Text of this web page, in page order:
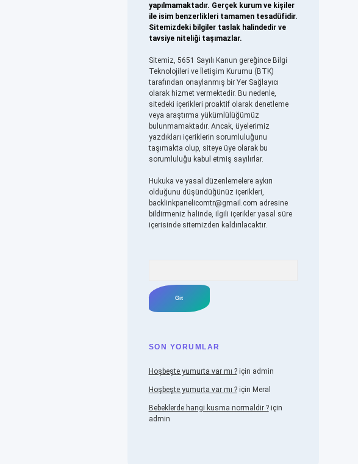
yapılmamaktadır. Gerçek kurum ve kişiler
ile isim benzerlikleri tamamen tesadüfidir.
Sitemizdeki bilgiler taslak halindedir ve
tavsiye niteliği taşımazlar.
Sitemiz, 5651 Sayılı Kanun gereğince Bilgi
Teknolojileri ve İletişim Kurumu (BTK)
tarafından onaylanmış bir Yer Sağlayıcı
olarak hizmet vermektedir. Bu nedenle,
sitedeki içerikleri proaktif olarak denetleme
veya araştırma yükümlülüğümüz
bulunmamaktadır. Ancak, üyelerimiz
yazdıkları içeriklerin sorumluluğunu
taşımakta olup, siteye üye olarak bu
sorumluluğu kabul etmiş sayılırlar.
Hukuka ve yasal düzenlemelere aykırı
olduğunu düşündüğünüz içerikleri,
backlinkpanelicomtr@gmail.com adresine
bildirmeniz halinde, ilgili içerikler yasal süre
içerisinde sitemizden kaldırılacaktır.
SON YORUMLAR
Hoşbeşte yumurta var mı ?için admin
Hoşbeşte yumurta var mı ?için Meral
Bebeklerde hangi kusma normaldir ?için
admin